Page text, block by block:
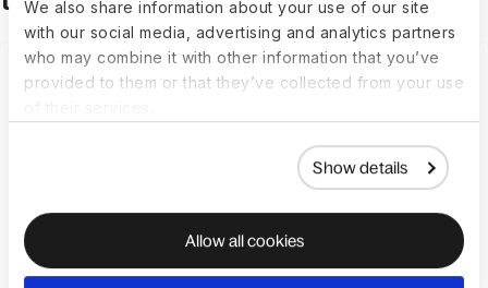
We also share information about your use of our site
with our social media, advertising and analytics partners
who may combine it with other information that you’ve
provided to them or that they’ve collected from your use
Show details
Allow all cookies
Objectifs
Définissez des objectifs clairs qui assurent l'alignement de
Définissez des objectifs et des OKRs au niveau de
l'entreprise, des équipes et des individus pour
renforcer la responsabilité et la concentration.